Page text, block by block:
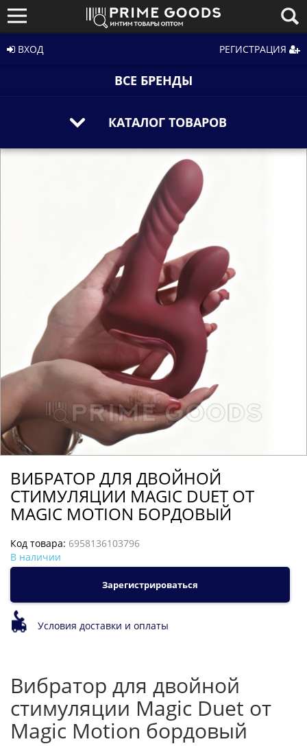
ВХОД РЕГИСТРАЦИЯ
ВСЕ БРЕНДЫ
КАТАЛОГ ТОВАРОВ
ВИБРАТОР ДЛЯ ДВОЙНОЙ
СТИМУЛЯЦИИ MAGIC DUET ОТ
MAGIC MOTION БОРДОВЫЙ
Код товара: 6958136103796
В наличии
Зарегистрироваться
Условия доставки и оплаты
Вибратор для двойной
стимуляции Magic Duet от
Magic Motion бордовый